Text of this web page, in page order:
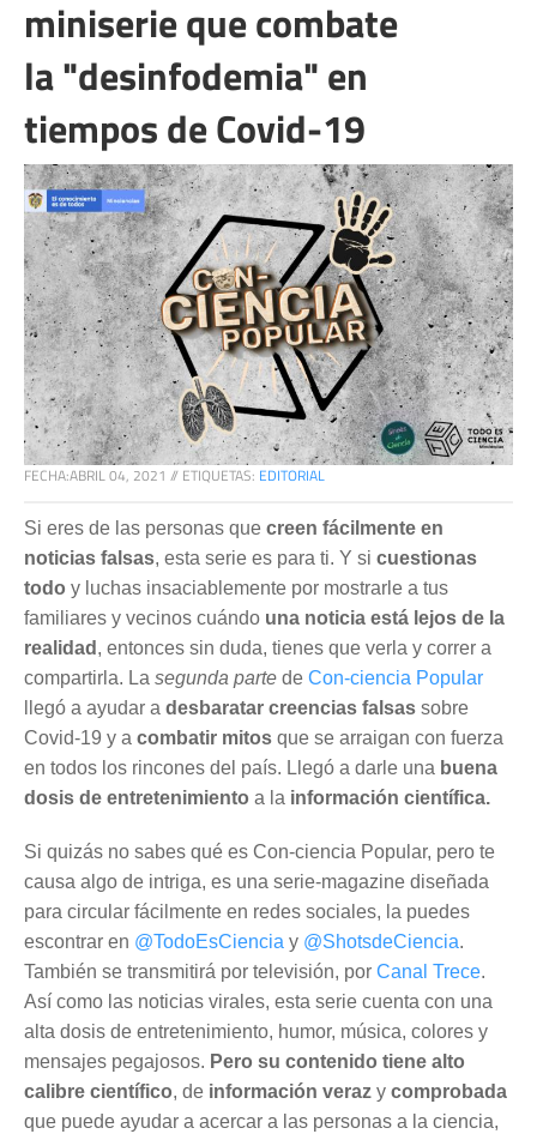
miniserie que combate
la "desinfodemia" en
tiempos de Covid-19
FECHA:ABRIL 04, 2021 // ETIQUETAS: EDITORIAL
Si eres de las personas que creen fácilmente en
noticias falsas, esta serie es para ti. Y si cuestionas
todo y luchas insaciablemente por mostrarle a tus
familiares y vecinos cuándo una noticia está lejos de la
realidad , entonces sin duda, tienes que verla y correr a
compartirla. La segunda parte de Con-ciencia Popular
llegó a ayudar a desbaratar creencias falsas sobre
Covid-19 y a combatir mitos que se arraigan con fuerza
en todos los rincones del país. Llegó a darle una buena
dosis de entretenimiento a la información científica.
Si quizás no sabes qué es Con-ciencia Popular, pero te
causa algo de intriga, es una serie-magazine diseñada
para circular fácilmente en redes sociales, la puedes
escontrar en @TodoEsCiencia y @ShotsdeCiencia.
También se transmitirá por televisión, por Canal Trece.
Así como las noticias virales, esta serie cuenta con una
alta dosis de entretenimiento, humor, música, colores y
mensajes pegajosos. Pero su contenido tiene alto
calibre científico, de información veraz y comprobada
que puede ayudar a acercar a las personas a la ciencia,